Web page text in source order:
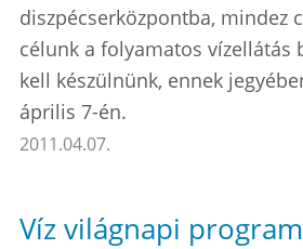
diszpécserközpontba, mindez
célunk a folyamatos vízellátás
kell készülnünk, ennek
április 7-én.
2011.04.07.
Víz világnapi